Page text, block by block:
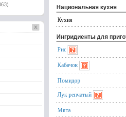
Национальная кухня
Кухня
Ингридиенты для
Рис
Кабачок
Помидор
Лук репчатый
Мята